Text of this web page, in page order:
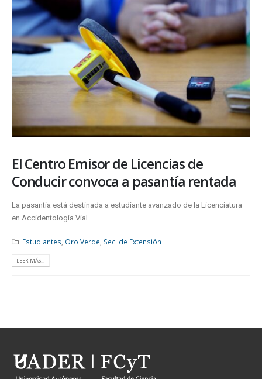
El Centro Emisor de Licencias de
Conducir convoca a pasantía rentada
La pasantía está destinada a estudiante avanzado de la Licenciatura
en Accidentología Vial
Estudiantes Oro Verde Sec. de Extensión
LEER MÁS...